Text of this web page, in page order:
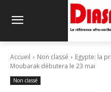
Accueil Non classé
Egypte: la
Moubarak débutera le 23 mai
Non classé